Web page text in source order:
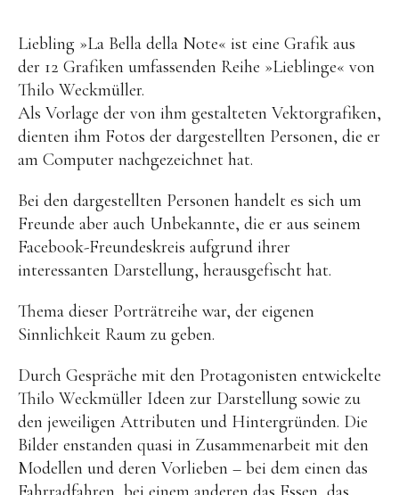
Liebling »La Bella della Note« ist eine Grafik aus
der 12 Grafiken umfassenden Reihe »Lieblinge« von
Thilo Weckmüller.
Als Vorlage der von ihm gestalteten Vektorgrafiken,
dienten ihm Fotos der dargestellten Personen, die er
am Computer nachgezeichnet hat.
Bei den dargestellten Personen handelt es sich um
Freunde aber auch Unbekannte, die er aus seinem
Facebook-Freundeskreis aufgrund ihrer
interessanten Darstellung, herausgefischt hat.
Thema dieser Porträtreihe war, der eigenen
Sinnlichkeit Raum zu geben.
Durch Gespräche mit den Protagonisten entwickelte
Thilo Weckmüller Ideen zur Darstellung sowie zu
den jeweiligen Attributen und Hintergründen. Die
Bilder enstanden quasi in Zusammenarbeit mit den
Modellen und deren Vorlieben – bei dem einen das